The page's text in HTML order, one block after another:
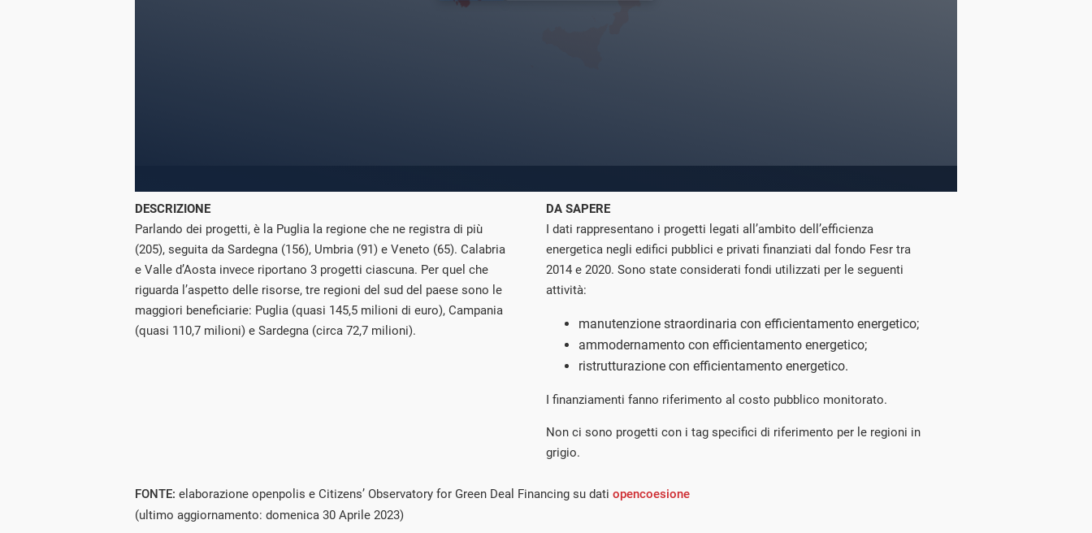
DESCRIZIONE
Parlando dei progetti, è la Puglia la regione che ne registra di più
(205), seguita da Sardegna (156), Umbria (91) e Veneto (65). Calabria
e Valle d’Aosta invece riportano 3 progetti ciascuna. Per quel che
riguarda l’aspetto delle risorse, tre regioni del sud del paese sono le
maggiori beneficiarie: Puglia (quasi 145,5 milioni di euro), Campania
(quasi 110,7 milioni) e Sardegna (circa 72,7 milioni).
DA SAPERE
I dati rappresentano i progetti legati all’ambito dell’efficienza
energetica negli edifici pubblici e privati finanziati dal fondo Fesr tra
2014 e 2020. Sono state considerati fondi utilizzati per le seguenti
attività:
manutenzione straordinaria con efficientamento energetico;
ammodernamento con efficientamento energetico;
ristrutturazione con efficientamento energetico.
I finanziamenti fanno riferimento al costo pubblico monitorato.
Non ci sono progetti con i tag specifici di riferimento per le regioni in
grigio.
FONTE: elaborazione openpolis e Citizens’ Observatory for Green Deal Financing su dati opencoesione
(ultimo aggiornamento: domenica 30 Aprile 2023)